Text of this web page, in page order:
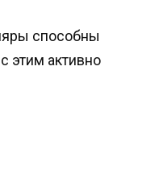
способны
этим активно